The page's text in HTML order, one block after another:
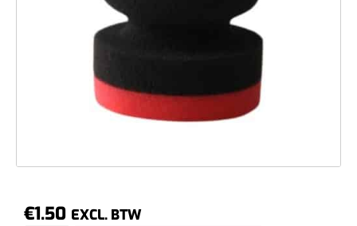
€1.50 EXCL. BTW